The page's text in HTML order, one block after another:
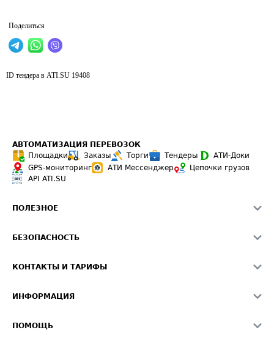
Поделиться
ID тендера в ATI.SU 19408
АВТОМАТИЗАЦИЯ ПЕРЕВОЗОК
Площадки
Заказы Торги Тендеры
АТИ-Доки
GPS-мониторинг
АТИ Мессенджер
Цепочки грузов
API ATI.SU
ПОЛЕЗНОЕ
Звезды ATI.SU на вашем сайте
Средние ставки
БЕЗОПАСНОСТЬ
Светофор+
О формировании Паспорта
КОНТАКТЫ И ТАРИФЫ
Реклама на сайте
ИНФОРМАЦИЯ
ПОМОЩЬ